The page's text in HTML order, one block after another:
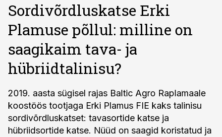
Sordivõrdluskatse Erki
Plamuse põllul: milline on
saagikaim tava- ja
hübriidtalinisu?
2019. aasta sügisel rajas Baltic Agro Raplamaale
koostöös tootjaga Erki Plamus FIE kaks talinisu
sordivõrdluskatset: tavasortide katse ja
hübriidsortide katse. Nüüd on saagid koristatud ja